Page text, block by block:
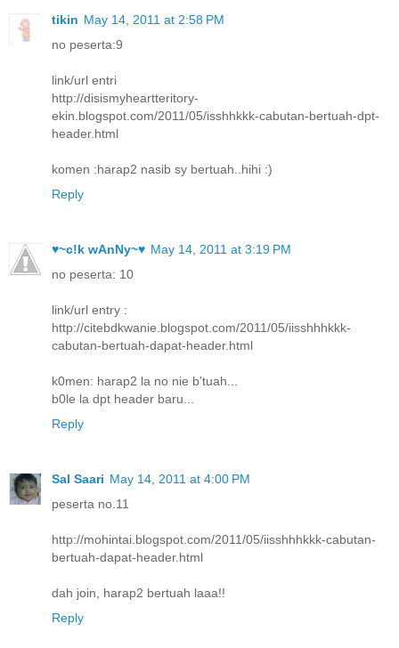
tikin May 14, 2011 at 2:58 PM
no peserta:9
link/url entri
http://disismyheartteritory-
ekin.blogspot.com/2011/05/isshhkkk-cabutan-bertuah-dpt-
header.html
komen :harap2 nasib sy bertuah..hihi :)
Reply
♥~c!k wAnNy~♥ May 14, 2011 at 3:19 PM
no peserta: 10
link/url entry :
http://citebdkwanie.blogspot.com/2011/05/iisshhhkkk-
cabutan-bertuah-dapat-header.html
k0men: harap2 la no nie b'tuah...
b0le la dpt header baru...
Reply
Sal Saari May 14, 2011 at 4:00 PM
peserta no.11
http://mohintai.blogspot.com/2011/05/iisshhhkkk-cabutan-
bertuah-dapat-header.html
dah join, harap2 bertuah laaa!!
Reply